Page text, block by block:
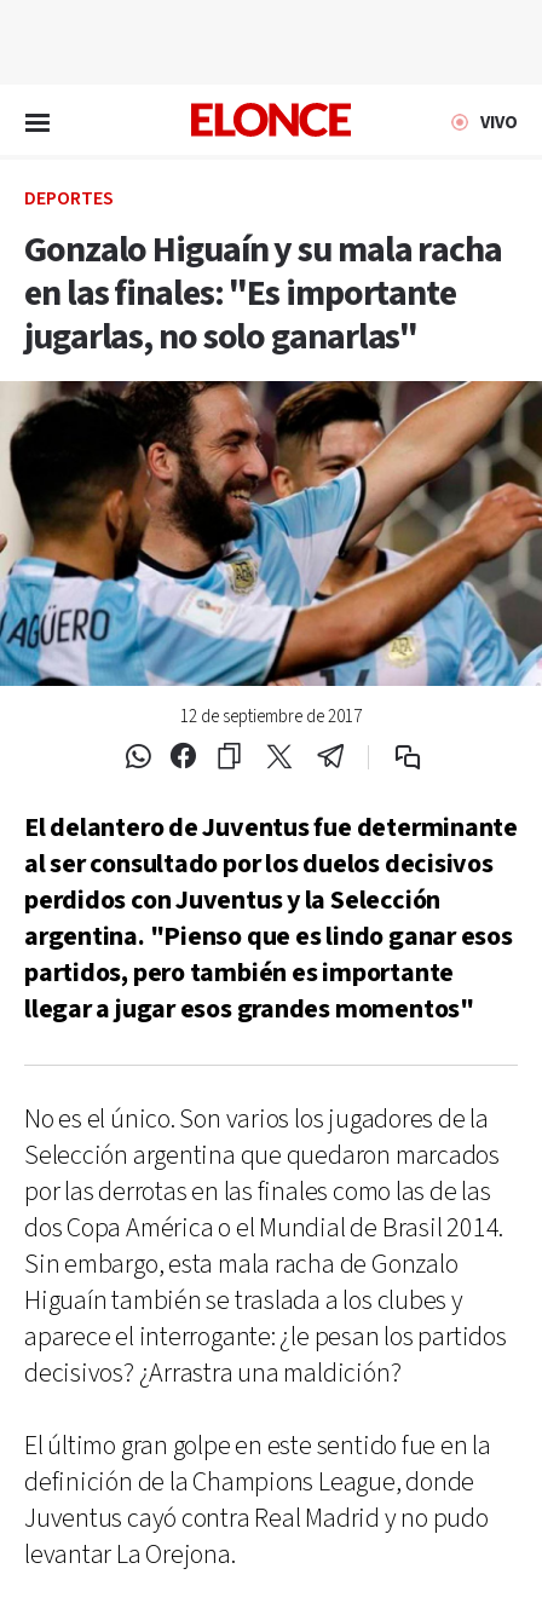
VIVO
DEPORTES
Gonzalo Higuaín y su mala racha
en las finales: "Es importante
jugarlas, no solo ganarlas"
12 de septiembre de 2017
El delantero de Juventus fue determinante
al ser consultado por los duelos decisivos
perdidos con Juventus y la Selección
argentina. "Pienso que es lindo ganar esos
partidos, pero también es importante
llegar a jugar esos grandes momentos"
No es el único. Son varios los jugadores de la
Selección argentina que quedaron marcados
por las derrotas en las finales como las de las
dos Copa América o el Mundial de Brasil 2014.
Sin embargo, esta mala racha de Gonzalo
Higuaín también se traslada a los clubes y
aparece el interrogante: ¿le pesan los partidos
decisivos? ¿Arrastra una maldición?
El último gran golpe en este sentido fue en la
definición de la Champions League, donde
Juventus cayó contra Real Madrid y no pudo
levantar La Orejona.